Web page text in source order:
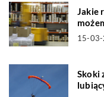
Jakie
15-
Skoki